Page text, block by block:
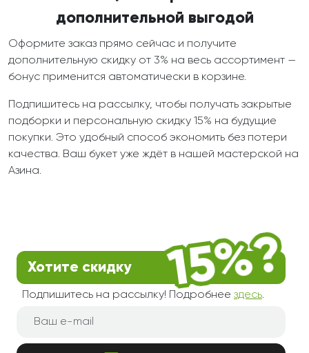
дополнительной выгодой
Оформите заказ прямо сейчас и получите
дополнительную скидку от 3% на весь ассортимент —
бонус применится автоматически в корзине.
Подпишитесь на рассылку, чтобы получать закрытые
подборки и персональную скидку 15% на будущие
покупки. Это удобный способ экономить без потери
качества. Ваш букет уже ждёт в нашей мастерской на
Азина.
Хотите скидку
Подпишитесь на рассылку! Подробнее здесь.